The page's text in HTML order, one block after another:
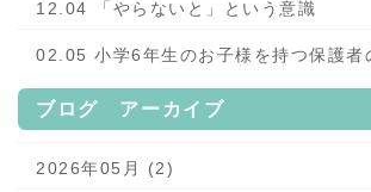
12.04 「やらないと」という意識
02.05 小学6年生のお子様を持つ保護者
ブログ アーカイブ
2026年05月 (2)